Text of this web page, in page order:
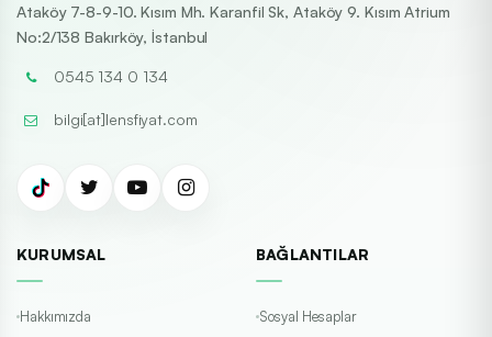
Ataköy 7-8-9-10. Kısım Mh. Karanfil Sk, Ataköy 9. Kısım Atrium
No:2/138 Bakırköy, İstanbul
0545 134 0 134
bilgi[at]lensfiyat.com
KURUMSAL
Hakkımızda
BAĞLANTILAR
Sosyal Hesaplar